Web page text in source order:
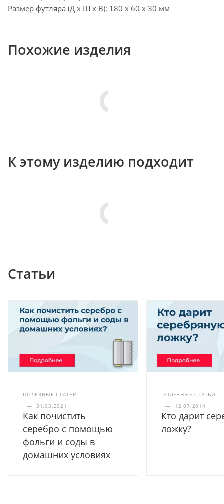
Размер футляра (Д х Ш х В): 180 x 60 x 30 мм
Похожие изделия
К этому изделию подходит
Статьи
ПОЛЕЗНЫЕ СТАТЬИ
—
31.03.2021
Как почистить
серебро с помощью
фольги и соды в
домашних условиях
ПОЛЕЗНЫЕ СТАТЬИ
—
12.07.2014
Кто дарит
ложку?